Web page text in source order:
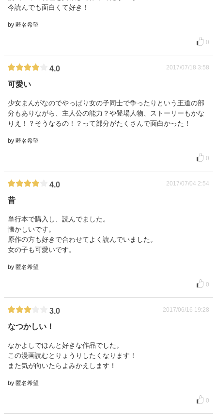
今読んでも面白くて好き！
by 匿名希望
0
4.0 2017/07/18 3:58
可愛い
少女まんがなのでやっぱり女の子同士で争ったりという王道の部
分もありながら、主人公の能力？や登場人物、ストーリーもかな
りえ！？そうなるの！？って部分がたくさんで面白かった！
by 匿名希望
0
4.0 2017/07/04 2:54
昔
単行本で購入し、読んでました。
懐かしいです。
原作の方も好きで合わせてよく読んでいました。
女の子も可愛いです。
by 匿名希望
0
3.0 2017/06/16 19:28
なつかしい！
なかよしでほんと好きな作品でした。
この漫画読むとりょうりしたくなります！
また気が向いたらよみかえします！
by 匿名希望
0